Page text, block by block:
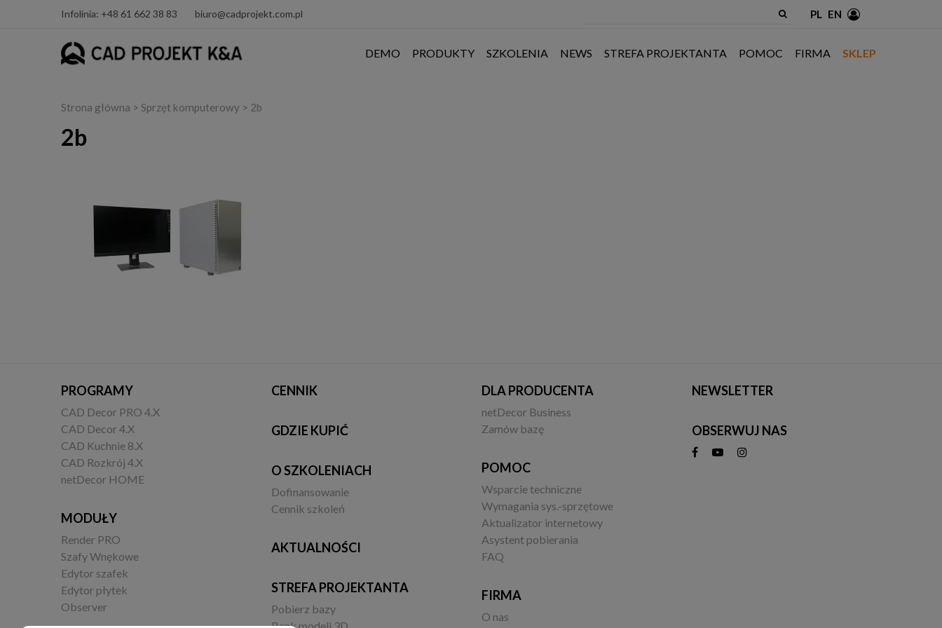
Infolinia: +48 61 662 38 83 biuro@cadprojekt.com.pl PL EN
DEMO PRODUKTY SZKOLENIA NEWS STREFA PROJEKTANTA POMOC FIRMA SKLEP
Strona główna > Sprzęt komputerowy > 2b
2b
PROGRAMY
CAD Decor PRO 4.X
CAD Decor 4.X
CAD Kuchnie 8.X
CAD Rozkrój 4.X
netDecor HOME
MODUŁY
Render PRO
Szafy Wnękowe
Edytor szafek
Edytor płytek
Observer
CENNIK
GDZIE KUPIĆ
O SZKOLENIACH
Dofinansowanie
Cennik szkoleń
AKTUALNOŚCI
STREFA PROJEKTANTA
Pobierz bazy
DLA PRODUCENTA
netDecor Business
Zamów bazę
POMOC
Wsparcie techniczne
Wymagania sys.-sprzętowe
Aktualizator internetowy
Asystent pobierania
FAQ
FIRMA
O nas
NEWSLETTER
OBSERWUJ NAS